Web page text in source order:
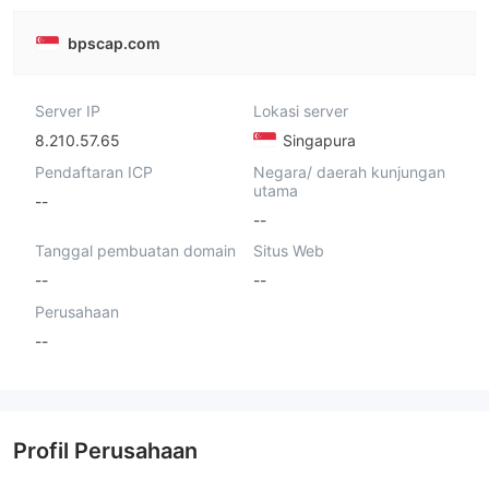
bpscap.com
Server IP
8.210.57.65
Lokasi server
Singapura
Pendaftaran ICP
--
Negara/ daerah kunjungan
utama
--
Tanggal pembuatan domain
--
Situs Web
--
Perusahaan
--
Profil Perusahaan